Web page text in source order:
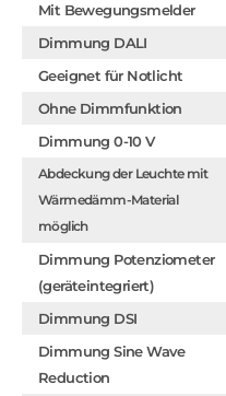
Mit Bewegungsmelder
Dimmung DALI
Geeignet für Notlicht
Ohne Dimmfunktion
Dimmung 0-10 V
Abdeckung der Leuchte mit
Wärmedämm-Material
möglich
Dimmung Potenziometer
(geräteintegriert)
Dimmung DSI
Dimmung Sine Wave
Reduction